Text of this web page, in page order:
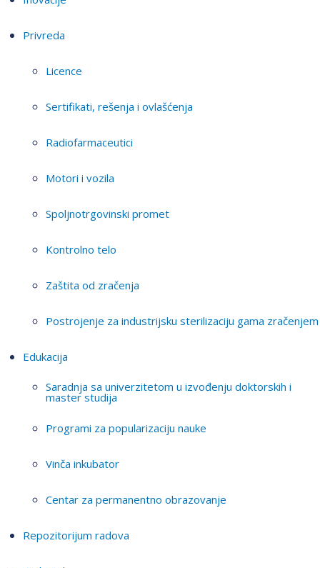
Privreda
Licence
Sertifikati, rešenja i ovlašćenja
Radiofarmaceutici
Motori i vozila
Spoljnotrgovinski promet
Kontrolno telo
Zaštita od zračenja
Postrojenje za industrijsku sterilizaciju gama zračenjem
Edukacija
Saradnja sa univerzitetom u izvođenju doktorskih i
master studija
Programi za popularizaciju nauke
Vinča inkubator
Centar za permanentno obrazovanje
Repozitorijum radova